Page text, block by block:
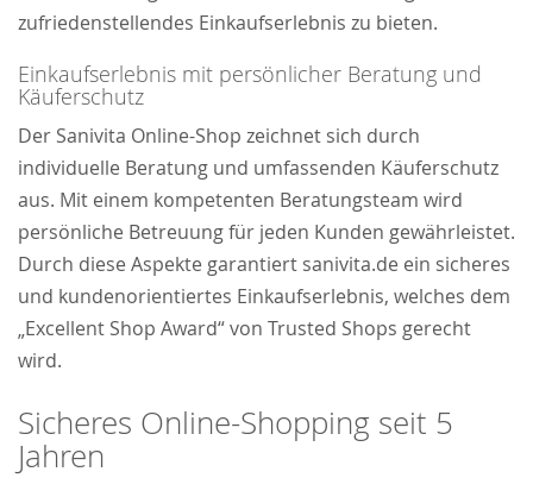
zufriedenstellendes Einkaufserlebnis zu bieten.
Einkaufserlebnis mit persönlicher Beratung und
Käuferschutz
Der Sanivita Online-Shop zeichnet sich durch
individuelle Beratung und umfassenden Käuferschutz
aus. Mit einem kompetenten Beratungsteam wird
persönliche Betreuung für jeden Kunden gewährleistet.
Durch diese Aspekte garantiert sanivita.de ein sicheres
und kundenorientiertes Einkaufserlebnis, welches dem
„Excellent Shop Award“ von Trusted Shops gerecht
wird.
Sicheres Online-Shopping seit 5
Jahren